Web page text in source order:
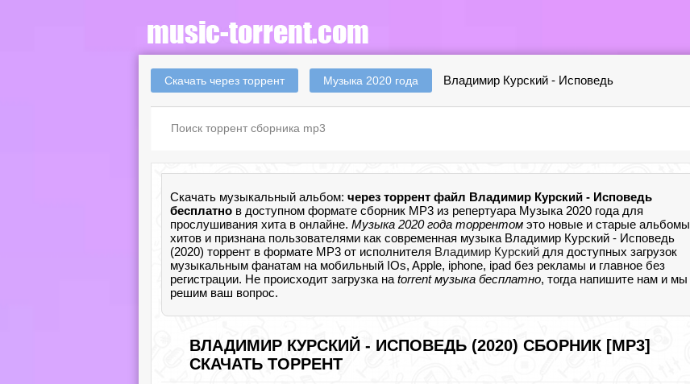
Скачать через торрент Музыка 2020 года Владимир Курский - Исповедь
Скачать музыкальный альбом: через торрент файл Владимир Курский - Исповедь
бесплатно в доступном формате сборник MP3 из репертуара Музыка 2020 года для
прослушивания хита в онлайне. Музыка 2020 года торрентом это новые и старые альбомы
хитов и признана пользователями как современная музыка Владимир Курский - Исповедь
(2020) торрент в формате MP3 от исполнителя Владимир Курский для доступных загрузок
музыкальным фанатам на мобильный IOs, Apple, iphone, ipad без рекламы и главное без
регистрации. Не происходит загрузка на torrent музыка бесплатно, тогда напишите нам и мы
решим ваш вопрос.
ВЛАДИМИР КУРСКИЙ - ИСПОВЕДЬ (2020) СБОРНИК [MP3]
СКАЧАТЬ ТОРРЕНТ